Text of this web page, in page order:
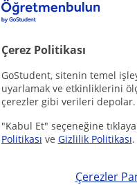
Çerez Politikası
GoStudent, sitenin temel
uyarlamak ve etkinliklerini
çerezler gibi verileri depolar.
"Kabul Et" seçeneğine
Politikası ve Gizlilik Politikası.
Çerezler